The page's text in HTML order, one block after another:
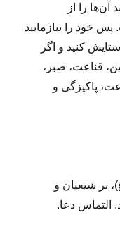
را از
خود را بیازمایید
کنید و اگر
قناعت، صبر،
پاکیزگى و
بر شیعیان و
التماس دعا.